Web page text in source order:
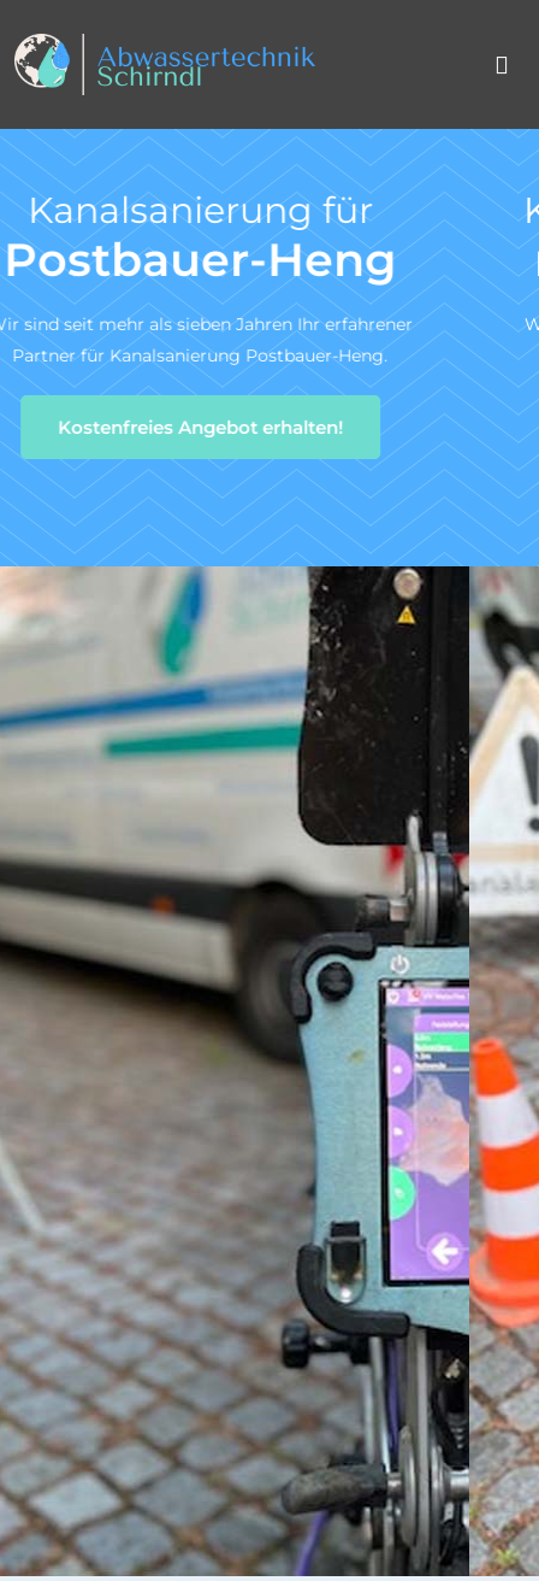
Kanal TV-
nach DIN 1986-30
Wir sind ein zertifiziertes Fachunternehmen für
Kanal-TV-Untersuchung gem. DIN 1986-30.
Zum Angebotsservice